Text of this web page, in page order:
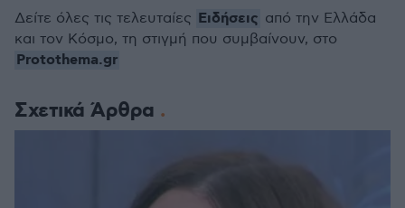
Σχετικά Άρθρα
Δείτε όλες τις τελευταίες Ειδήσεις από την Ελλάδα
και τον Κόσμο, τη στιγμή που συμβαίνουν, στο
Protothema.gr